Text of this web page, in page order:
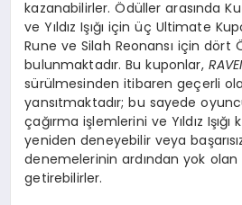
kazanabilirler. Ödüller arasında
ve Yıldız Işığı için üç Ultimate
Rune ve Silah Reonansı için dört
bulunmaktadır. Bu kuponlar,
sürülmesinden itibaren geçerli
yansıtmaktadır; bu sayede
çağırma işlemlerini ve Yıldız Işığı
yeniden deneyebilir veya
denemelerinin ardından yok olan
getirebilirler.